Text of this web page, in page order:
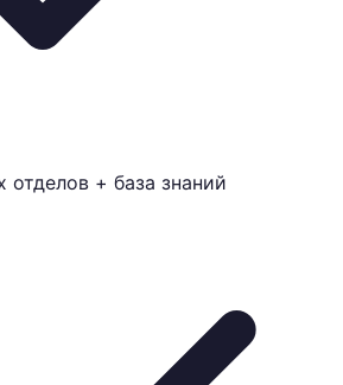
отделов + база знаний